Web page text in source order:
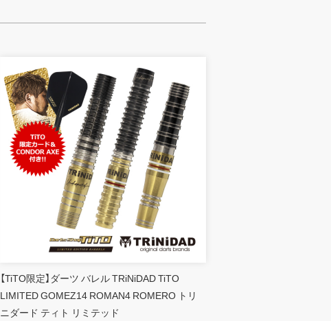
【TiTO限定】ダーツ バレル TRiNiDAD TiTO
LIMITED GOMEZ14 ROMAN4 ROMERO トリ
ニダード ティト リミテッド